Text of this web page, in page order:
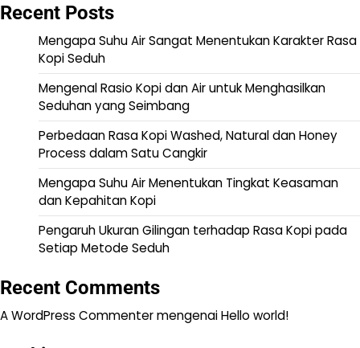
Recent Posts
Mengapa Suhu Air Sangat Menentukan Karakter Rasa
Kopi Seduh
Mengenal Rasio Kopi dan Air untuk Menghasilkan
Seduhan yang Seimbang
Perbedaan Rasa Kopi Washed, Natural dan Honey
Process dalam Satu Cangkir
Mengapa Suhu Air Menentukan Tingkat Keasaman
dan Kepahitan Kopi
Pengaruh Ukuran Gilingan terhadap Rasa Kopi pada
Setiap Metode Seduh
Recent Comments
A WordPress CommentermengenaiHello world!